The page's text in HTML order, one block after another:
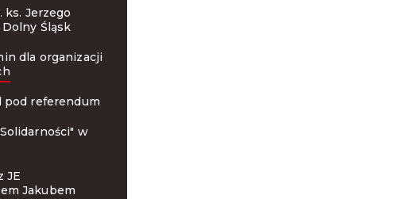
ks. Jerzego
Śląsk
dla organizacji
pod referendum
w
JE
Jakubem